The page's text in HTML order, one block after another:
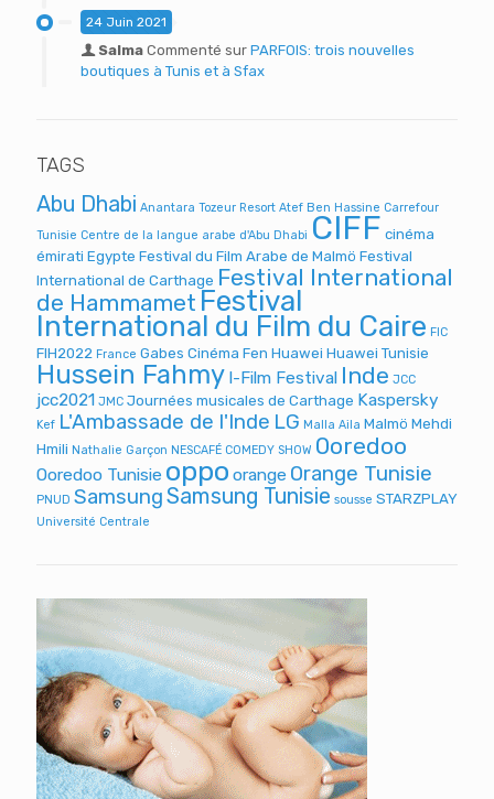
24 Juin 2021
Salma Commenté sur PARFOIS: trois nouvelles
boutiques à Tunis et à Sfax
TAGS
Abu Dhabi Anantara Tozeur Resort Atef Ben Hassine Carrefour
Tunisie Centre de la langue arabe d'Abu Dhabi CIFF cinéma
émirati Egypte Festival du Film Arabe de Malmö Festival
International de Carthage Festival International
de HammametFestival
International du Film du Caire FIC
FIH2022 France Gabes Cinéma Fen Huawei Huawei Tunisie
Hussein Fahmy I-Film Festival Inde JCC
jcc2021 JMC Journées musicales de Carthage Kaspersky
Kef L'Ambassade de l'Inde LG Malla Aila Malmö Mehdi
Hmili Nathalie Garçon NESCAFÉ COMEDY SHOW Ooredoo
Ooredoo Tunisie oppo orange Orange Tunisie
PNUD SamsungSamsung Tunisie sousse STARZPLAY
Université Centrale